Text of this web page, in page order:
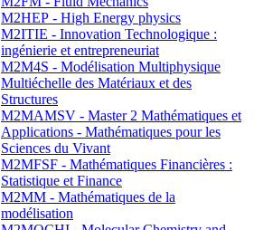
M2HEP - High Energy physics
M2ITIE - Innovation Technologique :
ingénierie et entrepreneuriat
M2M4S - Modélisation Multiphysique
Multiéchelle des Matériaux et des
Structures
M2MAMSV - Master 2 Mathématiques et
Applications - Mathématiques pour les
Sciences du Vivant
M2MFSF - Mathématiques Financières :
Statistique et Finance
M2MM - Mathématiques de la
modélisation